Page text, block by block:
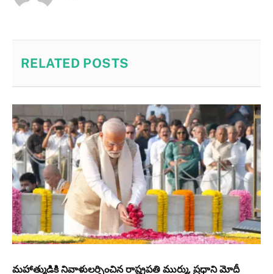
RELATED POSTS
మహాత్ముడికి నివాళులర్పించిన రాష్ట్రపతి ముర్ము, ప్రధాని మోదీ